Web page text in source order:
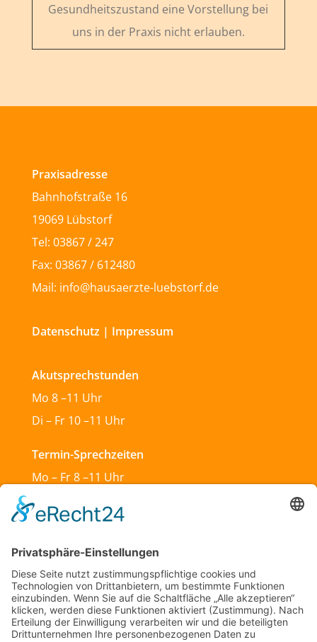
Gesundheitszustand eine Vorstellung bei
uns in der Praxis nicht erlauben.
Praxisadresse
Bahnhofstraße 16
19069 Lübstorf
Tel: 03867 / 247
Fax: 03867 / 612480
Mail: info@hausaerzte-luebstorf.de
Datenschutz | Impressum
Akutsprechstunden
Mo 8 –11 Uhr
Di – Fr 10 –11 Uhr
Termin-Sprechzeiten
Mo – Fr 8 –11 Uhr
Mo & Do 13 –18 Uhr
Di 17:30 – 19:30 Uhr
Sa und So geschlossen